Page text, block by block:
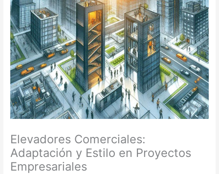
Elevadores Comerciales:
Adaptación y Estilo en Proyectos
Empresariales